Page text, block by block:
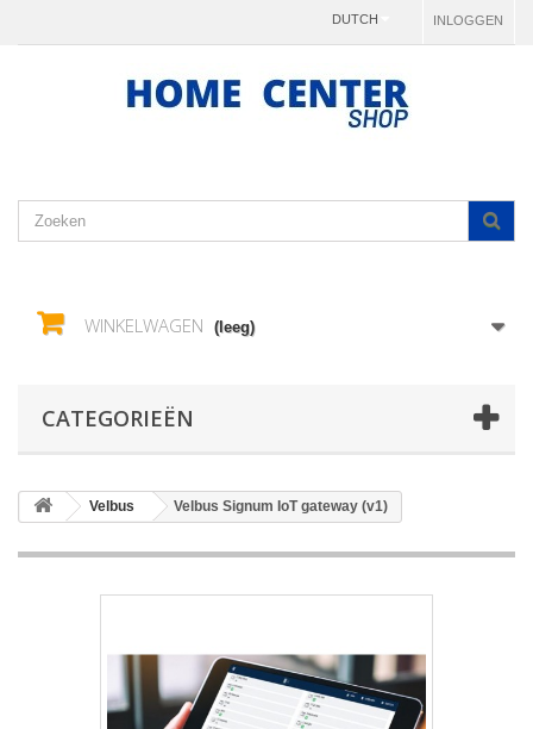
INLOGGEN
DUTCH
WINKELWAGEN (leeg)
CATEGORIEËN
Velbus Velbus Signum IoT gateway (v1)